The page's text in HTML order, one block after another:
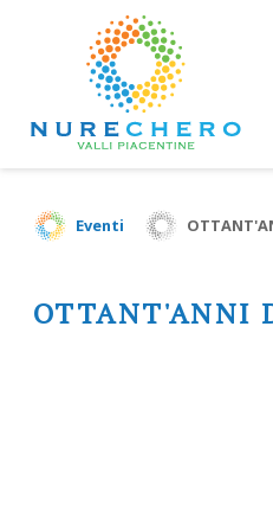
Eventi
OTTANT'ANNI